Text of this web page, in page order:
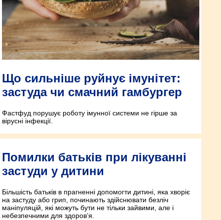
Що сильніше руйнує імунітет:
застуда чи смачний гамбургер
Фастфуд порушує роботу імунної системи не гірше за
вірусні інфекції.
Помилки батьків при лікуванні
застуди у дитини
Більшість батьків в прагненні допомогти дитині, яка хворіє
на застуду або грип, починають здійснювати безліч
маніпуляцій, які можуть бути не тільки зайвими, але і
небезпечними для здоров’я.